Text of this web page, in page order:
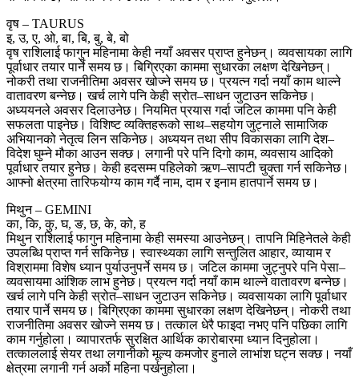
वृष – TAURUS
इ, उ, ए, ओ, बा, बि, बु, बे, बो
वृष राशिलाई फागुन महिनामा केही नयाँ अवसर प्राप्त हुनेछन्। व्यवसायका लागि
पूर्वाधार तयार पार्ने समय छ। बिग्रिएका काममा सुधारका लक्षण देखिनेछन्।
नोकरी तथा राजनीतिमा अवसर खोज्ने समय छ। प्रयत्न गर्दा नयाँ काम थाल्ने
वातावरण बन्नेछ। खर्च लागे पनि केही स्रोत–साधन जुटाउन सकिनेछ।
अध्ययनले अवसर दिलाउनेछ। नियमित प्रयास गर्दा जटिल काममा पनि केही
सफलता पाइनेछ। विशिष्ट व्यक्तिहरूको साथ–सहयोग जुट्नाले सामाजिक
अभियानको नेतृत्व लिन सकिनेछ। अध्ययन तथा सीप विकासका लागि देश–
विदेश घुम्ने मौका आउन सक्छ। लगानी परे पनि दिगो काम, व्यवसाय आदिको
पूर्वाधार तयार हुनेछ। केही हदसम्म पहिलेको ऋण–सापटी चुक्ता गर्न सकिनेछ।
आफ्नो क्षेत्रमा तारिफयोग्य काम गर्दै नाम, दाम र इनाम हातपार्ने समय छ।
मिथुन – GEMINI
का, कि, कु, घ, ङ, छ, के, को, ह
मिथुन राशिलाई फागुन महिनामा केही समस्या आउनेछन्। तापनि मिहिनेतले केही
उपलब्धि प्राप्त गर्न सकिनेछ। स्वास्थ्यका लागि सन्तुलित आहार, व्यायाम र
विश्राममा विशेष ध्यान पुर्याउनुपर्ने समय छ। जटिल काममा जुट्नुपरे पनि पेसा–
व्यवसायमा आंशिक लाभ हुनेछ। प्रयत्न गर्दा नयाँ काम थाल्ने वातावरण बन्नेछ।
खर्च लागे पनि केही स्रोत–साधन जुटाउन सकिनेछ। व्यवसायका लागि पूर्वाधार
तयार पार्ने समय छ। बिग्रिएका काममा सुधारका लक्षण देखिनेछन्। नोकरी तथा
राजनीतिमा अवसर खोज्ने समय छ। तत्काल धेरै फाइदा नभए पनि पछिका लागि
काम गर्नुहोला। व्यापारतर्फ सुरक्षित आर्थिक कारोबारमा ध्यान दिनुहोला।
तत्काललाई सेयर तथा लगानीको मूल्य कमजोर हुनाले लाभांश घट्न सक्छ। नयाँ
क्षेत्रमा लगानी गर्न अर्को महिना पर्खनुहोला।